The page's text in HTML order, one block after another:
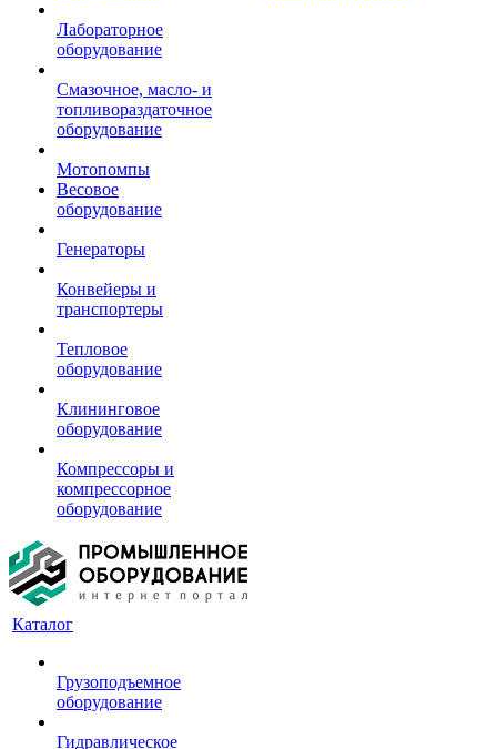
Лабораторное
оборудование
Смазочное, масло- и
топливораздаточное
оборудование
Мотопомпы
Весовое
оборудование
Генераторы
Конвейеры и
транспортеры
Тепловое
оборудование
Клининговое
оборудование
Компрессоры и
компрессорное
оборудование
Каталог
Грузоподъемное
оборудование
Гидравлическое